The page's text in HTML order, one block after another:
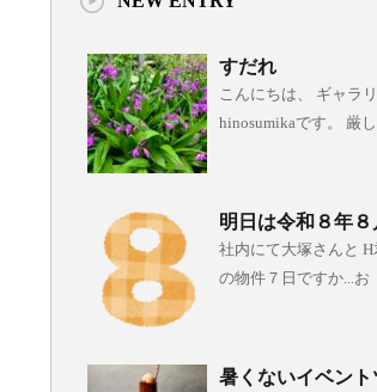
すだれ
こんにちは、 ギャラ
hinosumikaです。 厳
明日は令和８年８
社内にて大塚さん
の物件７日ですか...お
暑くないイベン